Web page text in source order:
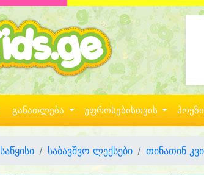
განათლება უფროსებისთვის
საწყისი საბავშვო ლექსები თინათინ